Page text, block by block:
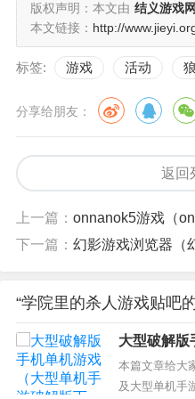
版权声明：本文由 结义游戏网
本文链接： http://
标签: 游戏 活动
分享给朋友：
返回
上一篇： onnanok5游戏（
下一篇： 幻影游戏浏览器（
“学院里的杀人游戏贴吧
大型破解版
破解版下载
本篇文章给大
及大型单机手